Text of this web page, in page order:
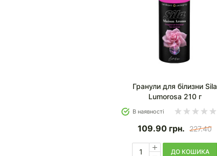
Гранули для білизни Sila
Lumorosa 210 г
В наявності
109.90 грн. 227.40
ДО КОШИКА